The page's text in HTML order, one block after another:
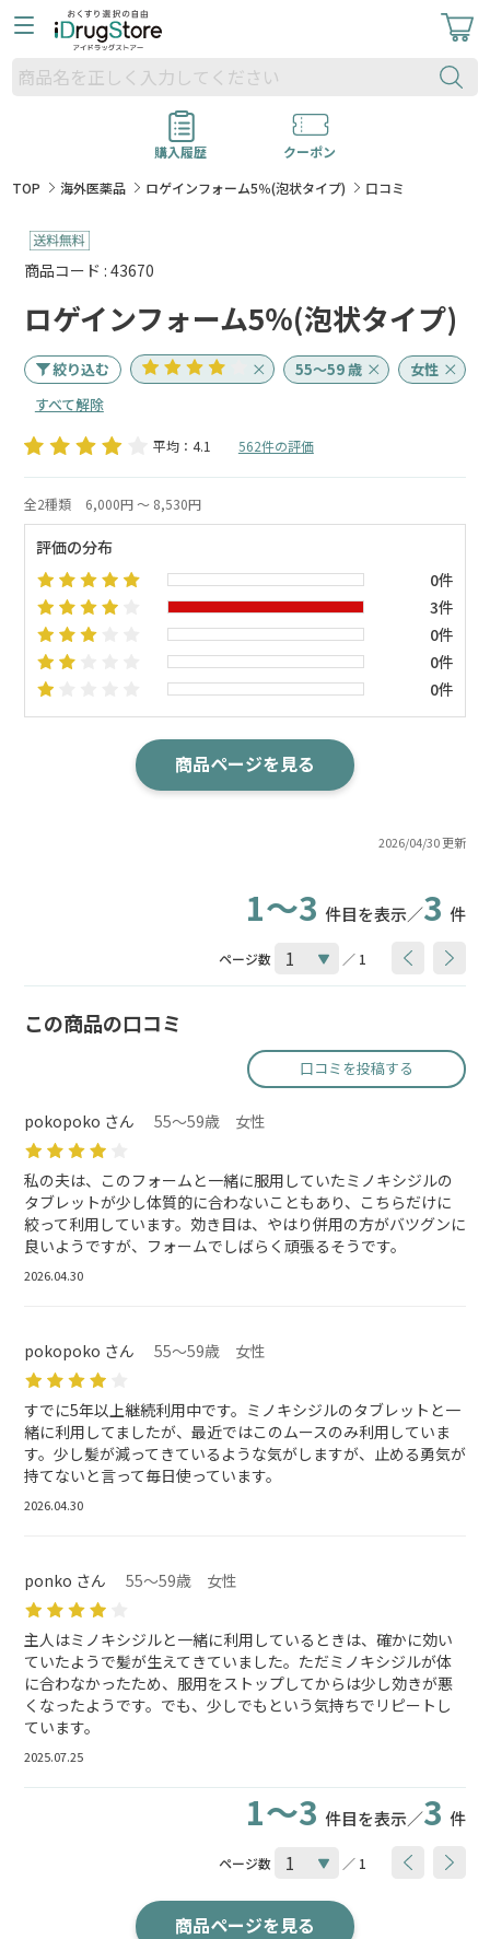
購入履歴
クーポン
TOP
海外医薬品 ロゲインフォーム5％(泡状タイプ) 口コミ
商品コード : 43670
ロゲインフォーム5％(泡状タイプ)
絞り込む 55～59 歳
女性
すべて解除
平均：4.1 562件の評価
2026/04/30 更新
全2種類 6,000円 ～ 8,530円
評価の分布
0件
3件
0件
0件
0件
商品ページを見る
1～3 件目を表示／3 件
ページ数 ／ 1
この商品の口コミ
口コミを投稿する
pokopoko さん 55～59歳 女性
私の夫は、このフォームと一緒に服用していたミノキシジルの
タブレットが少し体質的に合わないこともあり、こちらだけに
絞って利用しています。効き目は、やはり併用の方がバツグンに
良いようですが、フォームでしばらく頑張るそうです。
2026.04.30
pokopoko さん 55～59歳 女性
すでに5年以上継続利用中です。ミノキシジルのタブレットと一
緒に利用してましたが、最近ではこのムースのみ利用していま
す。少し髪が減ってきているような気がしますが、止める勇気が
持てないと言って毎日使っています。
2026.04.30
ponko さん 55～59歳 女性
主人はミノキシジルと一緒に利用しているときは、確かに効い
ていたようで髪が生えてきていました。ただミノキシジルが体
に合わなかったため、服用をストップしてからは少し効きが悪
くなったようです。でも、少しでもという気持ちでリピートし
ています。
2025.07.25
1～3 件目を表示／3 件
ページ数 ／ 1
商品ページを見る